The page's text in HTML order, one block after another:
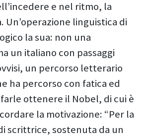
e nel ritmo, la
Un’operazione linguistica di
la sua: non una
un italiano con passaggi
un percorso letterario
ha percorso con fatica ed
ottenere il Nobel, di cui è
la motivazione: “Per la
scrittrice, sostenuta da un